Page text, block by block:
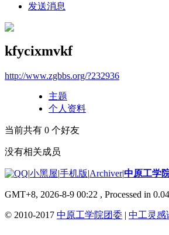
发送消息
kfycixmvkf
http://www.zgbbs.org/?232936
主题
个人资料
当前共有 0 个好友
没有相关成员
|小黑屋|手机版|Archiver|中原工学
GMT+8, 2026-8-9 00:22 , Processed in
© 2010-2017 中原工学院团委 | 中工灵感